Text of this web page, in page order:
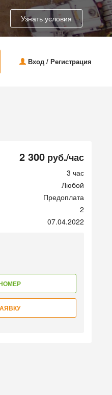
Узнать условия
Вход / Регистрация
2 300 руб./час
3 час
Любой
Предоплата
2
07.04.2022